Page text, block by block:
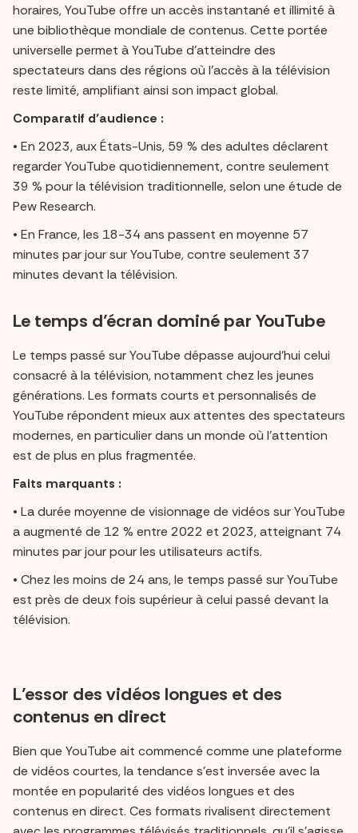
horaires, YouTube offre un accès instantané et illimité à
une bibliothèque mondiale de contenus. Cette portée
universelle permet à YouTube d’atteindre des
spectateurs dans des régions où l’accès à la télévision
reste limité, amplifiant ainsi son impact global.
Comparatif d’audience :
• En 2023, aux États-Unis, 59 % des adultes déclarent
regarder YouTube quotidiennement, contre seulement
39 % pour la télévision traditionnelle, selon une étude de
Pew Research.
• En France, les 18-34 ans passent en moyenne 57
minutes par jour sur YouTube, contre seulement 37
minutes devant la télévision.
Le temps d’écran dominé par YouTube
Le temps passé sur YouTube dépasse aujourd’hui celui
consacré à la télévision, notamment chez les jeunes
générations. Les formats courts et personnalisés de
YouTube répondent mieux aux attentes des spectateurs
modernes, en particulier dans un monde où l’attention
est de plus en plus fragmentée.
Faits marquants :
• La durée moyenne de visionnage de vidéos sur YouTube
a augmenté de 12 % entre 2022 et 2023, atteignant 74
minutes par jour pour les utilisateurs actifs.
• Chez les moins de 24 ans, le temps passé sur YouTube
est près de deux fois supérieur à celui passé devant la
télévision.
L’essor des vidéos longues et des
contenus en direct
Bien que YouTube ait commencé comme une plateforme
de vidéos courtes, la tendance s’est inversée avec la
montée en popularité des vidéos longues et des
contenus en direct. Ces formats rivalisent directement